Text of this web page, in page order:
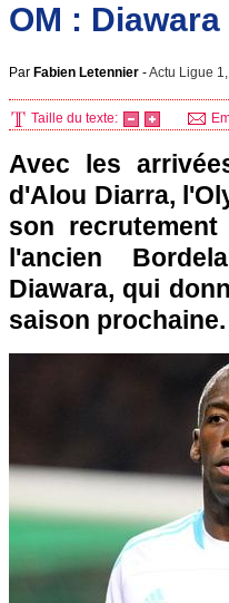
OM :
Par Fabien Letennier -Actu Ligue
Taille du texte:
Avec les
d'Alou Diarra,
son
l'ancien
Diawara, qui
saison prochaine.